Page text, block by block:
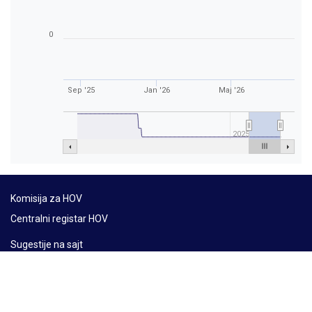
Sep '25 Jan '26 Maj '26
2025
0
Komisija za HOV
Centralni registar HOV
Sugestije na sajt